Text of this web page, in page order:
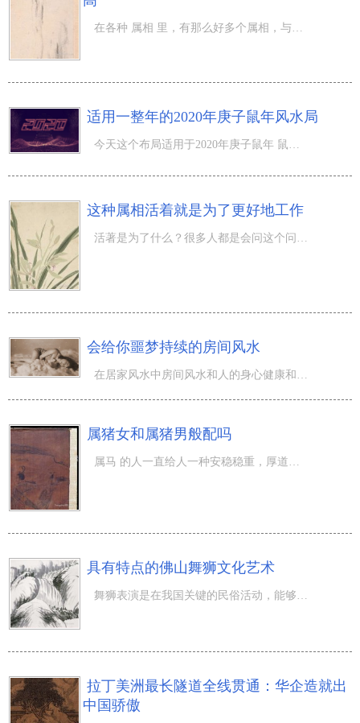
适用一整年的2020年庚子鼠年风水局
今天这个布局适用于2020年庚子鼠年 鼠年专用风水布局 1、 催财局：如做生意或靠佣金为主的职场人，可以在自
这种属相活着就是为了更好地工作
会给你噩梦持续的房间风水
属猪女和属猪男般配吗
属马 的人一直给人一种安稳稳重，厚道柔和的觉得，和她们在一起拥有 很舒心和舒服的觉得。属猪的女人个性化
具有特点的佛山舞狮文化艺术
拉丁美洲最长隧道全线贯通：华企造就出
中国骄傲